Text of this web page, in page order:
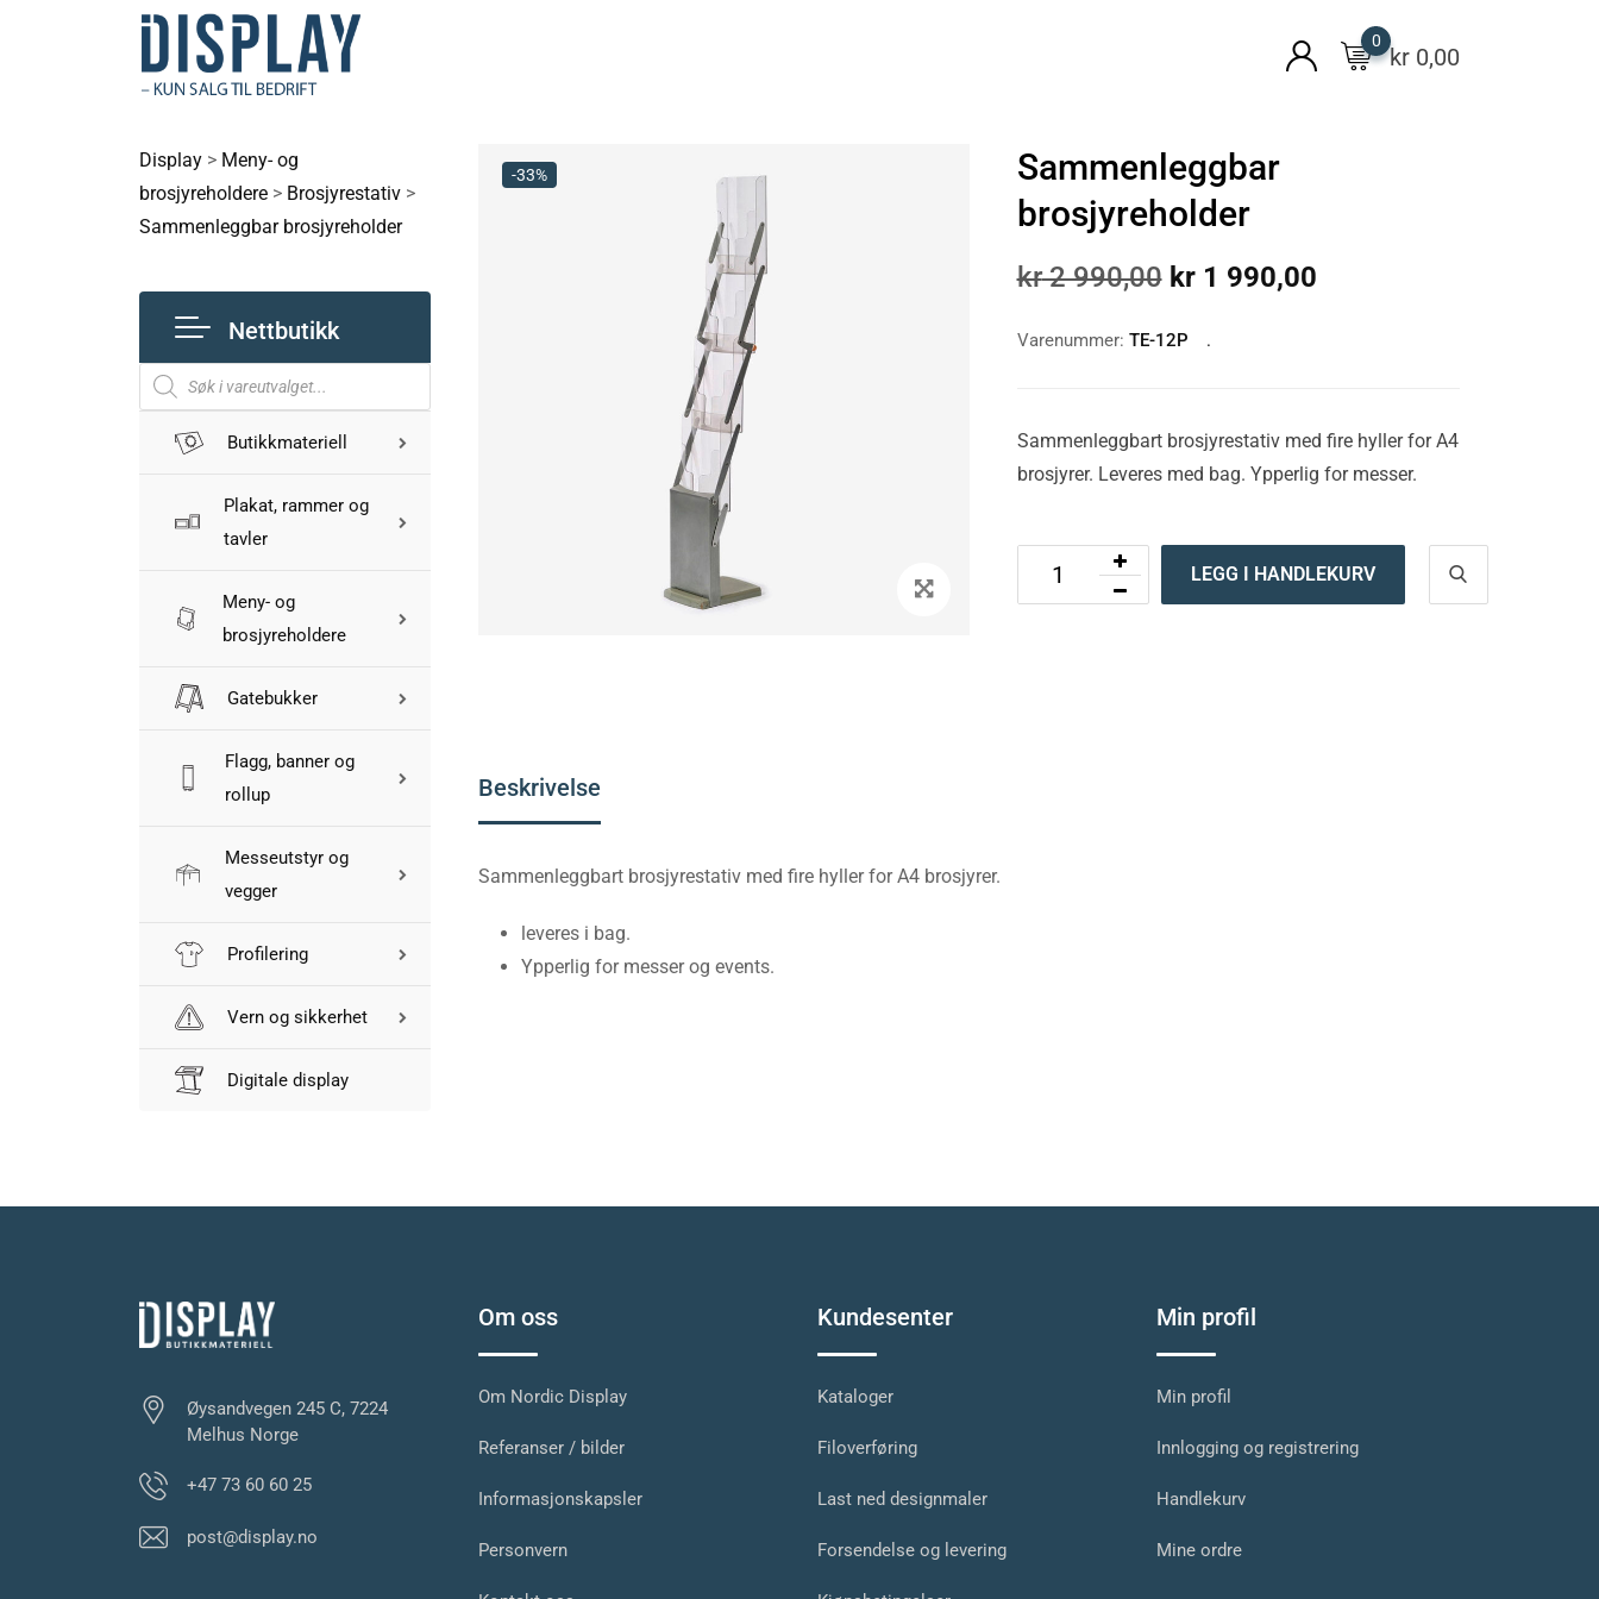
kr 0,00
0
Display > Meny- og
brosjyreholdere > Brosjyrestativ >
Sammenleggbar brosjyreholder
Nettbutikk
Butikkmateriell
Plakat, rammer og
tavler
Meny- og
brosjyreholdere
Gatebukker
Flagg, banner og
rollup
Messeutstyr og
vegger
Profilering
Vern og sikkerhet
Digitale display
-33%
Sammenleggbar
brosjyreholder
kr2 990,00 kr1 990,00
Varenummer: TE-12P
Sammenleggbart brosjyrestativ med fire hyller for A4
brosjyrer. Leveres med bag. Ypperlig for messer.
LEGG I HANDLEKURV
Beskrivelse
Sammenleggbart brosjyrestativ med fire hyller for A4 brosjyrer.
leveres i bag.
Ypperlig for messer og events.
Øysandvegen 245 C, 7224
Melhus Norge
+47 73 60 60 25
post@display.no
Om oss
Om Nordic Display
Referanser / bilder
Informasjonskapsler
Personvern
Kundesenter
Kataloger
Filoverføring
Last ned designmaler
Forsendelse og levering
Min profil
Min profil
Innlogging og registrering
Handlekurv
Mine ordre